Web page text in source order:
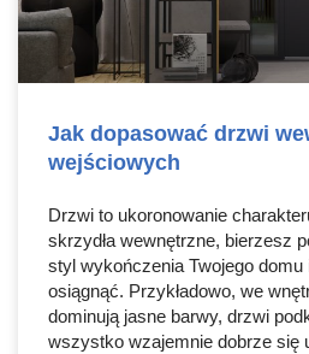
Jak dopasować drzwi
wejściowych
Drzwi to ukoronowanie
skrzydła wewnętrzne, bierzesz
styl wykończenia Twojego
osiągnąć. Przykładowo, we
dominują jasne barwy, drzwi
wszystko wzajemnie dobrze się